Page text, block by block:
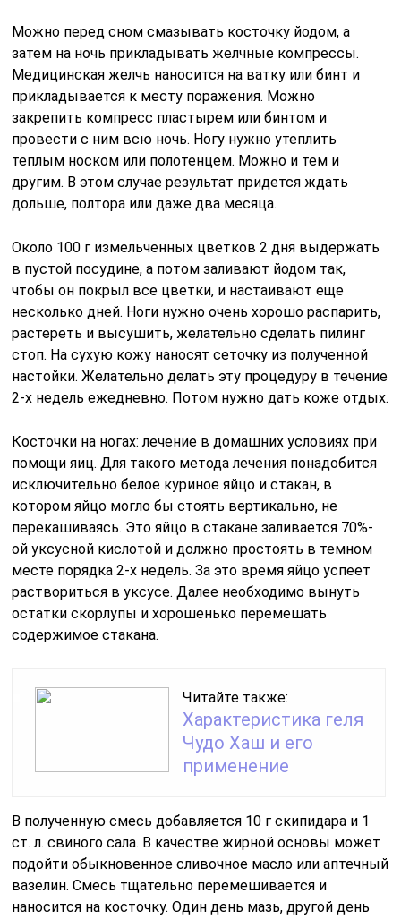
Можно перед сном смазывать косточку йодом, а
затем на ночь прикладывать желчные компрессы.
Медицинская желчь наносится на ватку или бинт и
прикладывается к месту поражения. Можно
закрепить компресс пластырем или бинтом и
провести с ним всю ночь. Ногу нужно утеплить
теплым носком или полотенцем. Можно и тем и
другим. В этом случае результат придется ждать
дольше, полтора или даже два месяца.
Около 100 г измельченных цветков 2 дня выдержать
в пустой посудине, а потом заливают йодом так,
чтобы он покрыл все цветки, и настаивают еще
несколько дней. Ноги нужно очень хорошо распарить,
растереть и высушить, желательно сделать пилинг
стоп. На сухую кожу наносят сеточку из полученной
настойки. Желательно делать эту процедуру в течение
2-х недель ежедневно. Потом нужно дать коже отдых.
Косточки на ногах: лечение в домашних условиях при
помощи яиц. Для такого метода лечения понадобится
исключительно белое куриное яйцо и стакан, в
котором яйцо могло бы стоять вертикально, не
перекашиваясь. Это яйцо в стакане заливается 70%-
ой уксусной кислотой и должно простоять в темном
месте порядка 2-х недель. За это время яйцо успеет
раствориться в уксусе. Далее необходимо вынуть
остатки скорлупы и хорошенько перемешать
содержимое стакана.
Читайте также:
Характеристика геля
Чудо Хаш и его
применение
В полученную смесь добавляется 10 г скипидара и 1
ст. л. свиного сала. В качестве жирной основы может
подойти обыкновенное сливочное масло или аптечный
вазелин. Смесь тщательно перемешивается и
наносится на косточку. Один день мазь, другой день